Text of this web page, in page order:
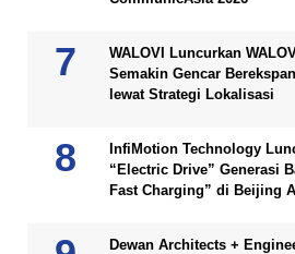
WALOVI Luncurkan
Semakin Gencar
lewat Strategi Lokalisasi
InfiMotion Technology
“Electric Drive” Generasi
Fast Charging” di Beijing
Dewan Architects +